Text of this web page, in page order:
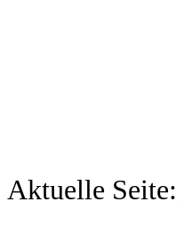
Aktuelle Seite: